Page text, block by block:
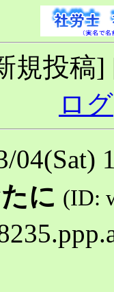
規投稿]
ログ
04(Sat)
に (ID: